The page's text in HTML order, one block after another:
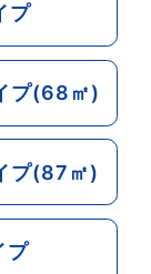
プ
プ(68㎡)
プ(87㎡)
プ